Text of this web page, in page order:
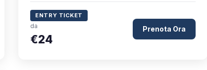
ENTRY TICKET
da
€24
Prenota Ora